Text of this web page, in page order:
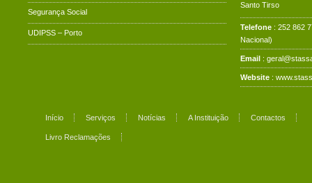
Segurança Social
UDIPSS – Porto
Santo Tirso
Telefone : 252 862
Nacional)
Email :
Website :
Início Serviços Notícias A Instituição Contactos
Livro Reclamações